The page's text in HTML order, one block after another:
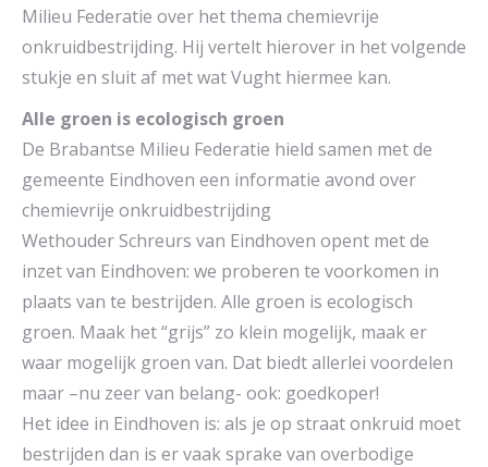
Milieu Federatie over het thema chemievrije
onkruidbestrijding. Hij vertelt hierover in het volgende
stukje en sluit af met wat Vught hiermee kan.
Alle groen is ecologisch groen
De Brabantse Milieu Federatie hield samen met de
gemeente Eindhoven een informatie avond over
chemievrije onkruidbestrijding
Wethouder Schreurs van Eindhoven opent met de
inzet van Eindhoven: we proberen te voorkomen in
plaats van te bestrijden. Alle groen is ecologisch
groen. Maak het “grijs” zo klein mogelijk, maak er
waar mogelijk groen van. Dat biedt allerlei voordelen
maar –nu zeer van belang- ook: goedkoper!
Het idee in Eindhoven is: als je op straat onkruid moet
bestrijden dan is er vaak sprake van overbodige